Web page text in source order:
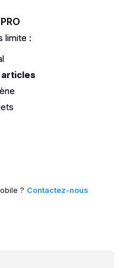
limite :
? Contactez-nous